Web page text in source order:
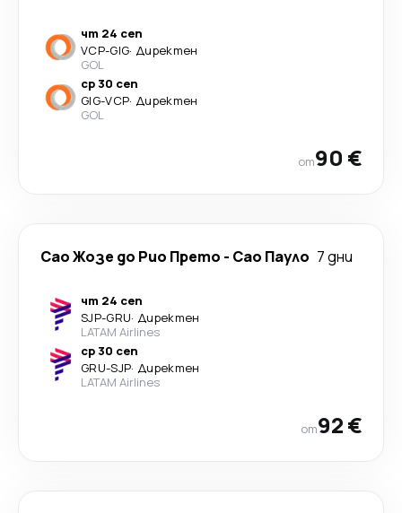
чт 24 сеп
VCP-GIG· Директен
GOL
ср 30 сеп
GIG-VCP· Директен
GOL
от90 €
Сао Жозе до Рио Прето - Сао Пауло 7 дни
чт 24 сеп
SJP-GRU· Директен
LATAM Airlines
ср 30 сеп
GRU-SJP· Директен
LATAM Airlines
от92 €